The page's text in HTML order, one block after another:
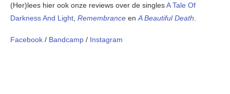
(Her)lees hier ook onze reviews over de singlesA Tale Of
Darkness And Light Remembrance en A Beautiful Death
Facebook / Bandcamp / Instagram